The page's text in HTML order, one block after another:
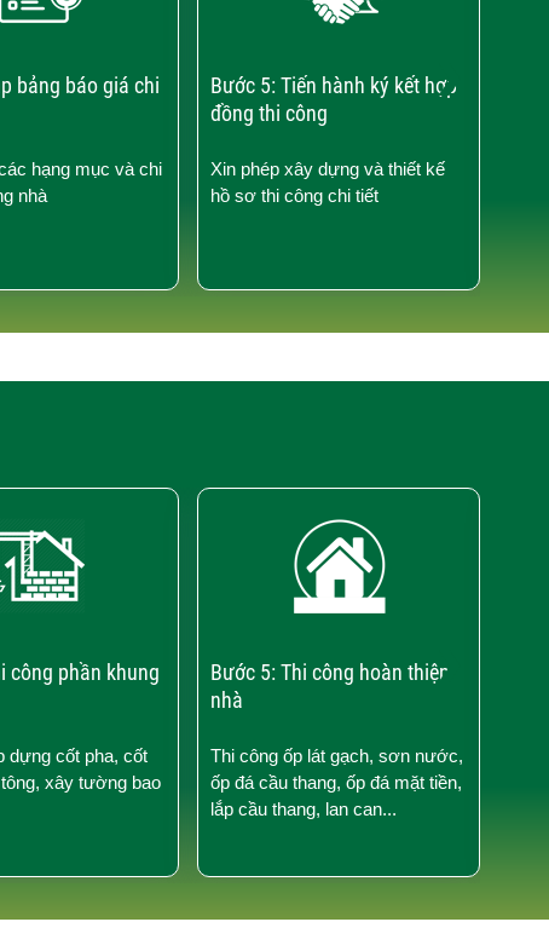
bảng báo giá chi
hạng mục và chi
nhà
Bước 5: Tiến hành ký kết hợp
đồng thi công
Xin phép xây dựng và thiết kế
hồ sơ thi công chi tiết
›
công phần khung
dựng cốt pha, cốt
xây tường bao
Bước 5: Thi công hoàn thiện
nhà
Thi công ốp lát gạch, sơn nước,
ốp đá cầu thang, ốp đá mặt tiền,
lắp cầu thang, lan can...
›